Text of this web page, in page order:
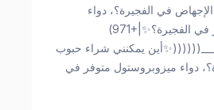
في الفجيرة؟، دواء
ميزوبروستول متوفر في الفجيرة؟✨|+971)
يمكنني شراء حبوب
دواء ميزوبروستول متوفر في